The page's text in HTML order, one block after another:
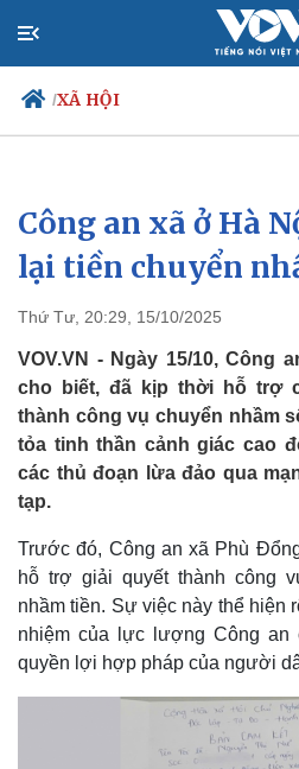
/XÃ HỘI
Chính trị
Đảng
Tổ chức nhân sự
Nhận diện sự thật
Công an xã ở Hà
lại tiền chuyển
Thứ Tư, 20:29, 15/10/2025
VOV.VN - Ngày 15/10, Công
cho biết, đã kịp thời hỗ trợ
thành công vụ chuyển nhầm
tỏa tinh thần cảnh giác cao
các thủ đoạn lừa đảo qua
tạp.
Trước đó, Công an xã Phù
hỗ trợ giải quyết thành công
nhầm tiền. Sự việc này thể hiện
nhiệm của lực lượng Công
quyền lợi hợp pháp của người